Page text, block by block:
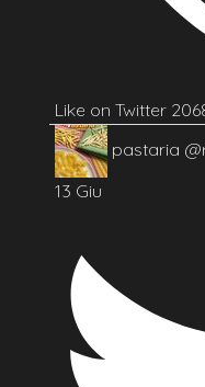
Like on Twitter
pastaria
13 Giu